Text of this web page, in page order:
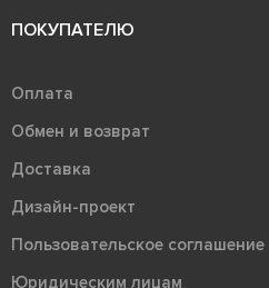
ПОКУПАТЕЛЮ
Оплата
Обмен и возврат
Доставка
Дизайн-проект
Пользовательское соглашение
Юридическим лицам